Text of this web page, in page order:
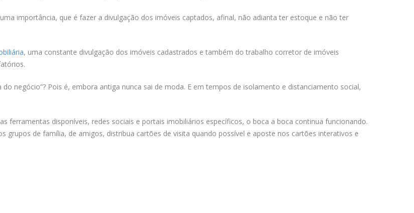
importância, que é fazer a divulgação dos imóveis captados, afinal, não adianta ter estoque e não ter
, uma constante divulgação dos imóveis cadastrados e também do trabalho corretor de imóveis
negócio”? Pois é, embora antiga nunca sai de moda. E em tempos de isolamento e distanciamento social,
ferramentas disponíveis, redes sociais e portais imobiliários específicos, o boca a boca continua funcionando.
grupos de família, de amigos, distribua cartões de visita quando possível e aposte nos cartões interativos e